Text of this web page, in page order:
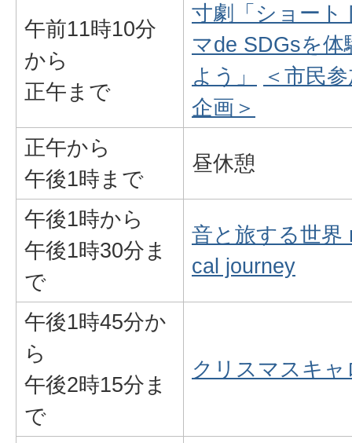
午前11時10分
から
正午まで
寸劇「ショート
マde SDGsを体
よう」
＜市民
企画＞
正午から
午後1時まで
昼休憩
午後1時から
午後1時30分ま
で
音と旅する世界
cal journey
午後1時45分か
ら
午後2時15分ま
で
クリスマスキャ